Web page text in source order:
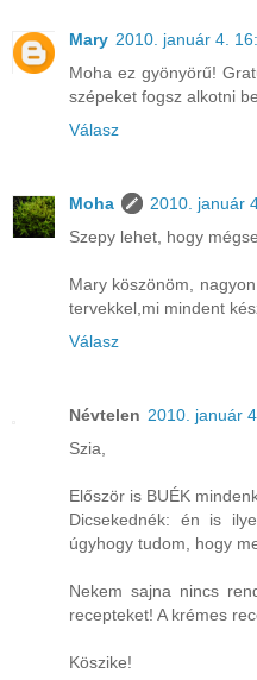
Mary 2010. január 4.
Moha ez gyönyörű!
szépeket fogsz alkotni
Válasz
Moha
2010. január
Szepy lehet, hogy
Mary köszönöm,
tervekkel,mi mindent
Válasz
Névtelen 2010. január
Szia,
Először is BUÉK
Dicsekednék: én is
úgyhogy tudom, hogy
Nekem sajna nincs
recepteket! A krémes
Köszike!